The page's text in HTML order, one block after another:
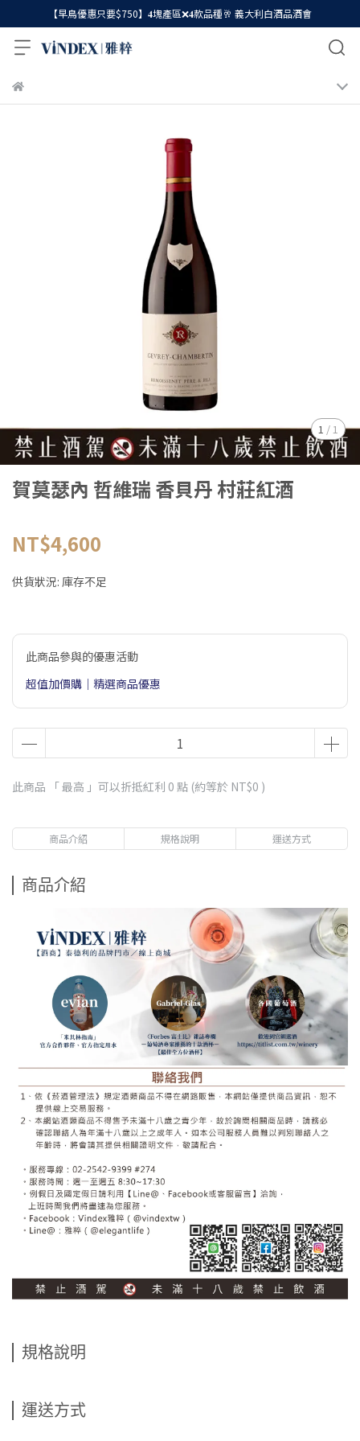
【早鳥優惠只要$750】𝟒塊產區❌𝟒款品種🥂 義大利白酒品酒會
1 / 1
賀莫瑟內 哲維瑞 香貝丹 村莊紅酒
NT$4,600
供貨狀況: 庫存不足
此商品參與的優惠活動
超值加價購｜精選商品優惠
此商品 「 最高 」可以折抵紅利 0 點 (約等於 NT$0 )
商品介紹 規格說明 運送方式
商品介紹
規格說明
運送方式